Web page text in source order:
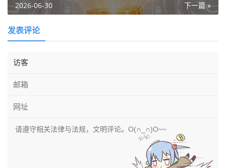
下一篇 »
2026-06-30
发表评论